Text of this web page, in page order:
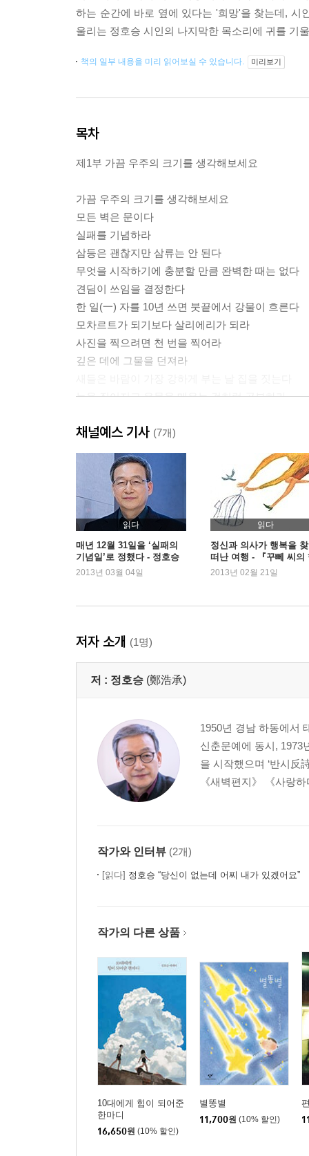
하는 순간에 바로 옆에 있다는 '희망'을 찾는데, 시
울리는 정호승 시인의 나지막한 목소리에 귀를 기
책의 일부 내용을 미리 읽어보실 수 있습니다. 미리보기
목차
제1부 가끔 우주의 크기를 생각해보세요
가끔 우주의 크기를 생각해보세요
모든 벽은 문이다
실패를 기념하라
삼등은 괜찮지만 삼류는 안 된다
무엇을 시작하기에 충분할 만큼 완벽한 때는 없다
견딤이 쓰임을 결정한다
한 일(一) 자를 10년 쓰면 붓끝에서 강물이 흐른다
모차르트가 되기보다 살리에리가 되라
사진을 찍으려면 천 번을 찍어라
깊은 데에 그물을 던져라
눈을 짊어지고 우물을 메우는 것처럼 공부하라
필요한 것은 하고 원하는 것은 하지 마라
달팽이도 마음만 먹으면 바다를 건널 수 있다
해가 질 때까지 분을 품지 말라
스스로 자기 자신의 스승이 되라
두 주먹을 쥐고 분노하기보다 두 손을 모으고 기도
장미같이 아름다운 꽃에 가시가 있다고 생각하지
인생은 자기가 생각한 대로 된다
지금도 늦지 않았다
참지 못하면 이길 수 없다
목적을 버려야 목적에 다다른다
제2부 상처 많은 나무가 아름다운 무늬를 남긴다
엎질러진 물 때문에 울 필요는 없다
꽃은 어떻게 살아야 할지 방황하지 않는다
산이 내게 오지 않으면 내가 산에게로 가면 된다
활쏘기를 처음 배우는 사람은 두 개의 화살을 갖지
모든 화살이 과녁에 다 명중되는 것은 아니다
아무리 차가운 돌도 3년만 앉아 있으면 따스해진다
너는 실패해도 성공했다
적은 친구보다 소중하다
하버드대 졸업장보다 독서하는 습관이 더 중요하다
손해 보는 것이 이익이다
밤하늘은 별을 사랑해도 자신을 온통 별로 채우지
사람은 때때로 홀로 있을 줄 알아야 한다
미래는 하나가 아니라 여러 개다
지금이 바로 그때다
고통은 그 의미를 찾는 순간 더 이상 고통이 아니다
용서는 신의 몫이다
희망을 잃는 것은 죄악이다
행복할 때는 매달리지 말고 불행할 때는 받아들여라
채널예스 기사 (7개)
읽다
매년 12월 31일을 ‘실패의
기념일’로 정했다 - 정호승
2013년 03월 04일
읽다
정신과 의사가 행복을
떠난 여행 - 『꾸뻬 씨의
복 여행』
2013년 02월 21일
저자 소개 (1명)
저 : 정호승 (鄭浩承)
1950년 경남 하동에서
신춘문예에 동시, 1973
을 시작했으며 ‘반시反
《새벽편지》 《사랑
작가와 인터뷰 (2개)
[읽다] 정호승 “당신이 없는데 어찌 내가 있겠어요”
작가의 다른 상품
10대에게 힘이 되어준
한마디
16,650원 (10% 할인)
별똥별
11,700원 (10% 할인)